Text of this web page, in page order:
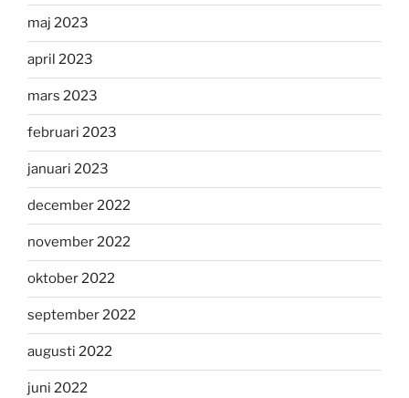
maj 2023
april 2023
mars 2023
februari 2023
januari 2023
december 2022
november 2022
oktober 2022
september 2022
augusti 2022
juni 2022